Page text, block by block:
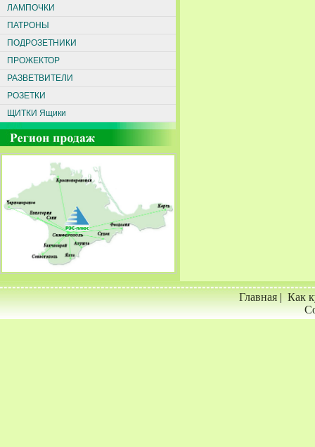
ЛАМПОЧКИ
ПАТРОНЫ
ПОДРОЗЕТНИКИ
ПРОЖЕКТОР
РАЗВЕТВИТЕЛИ
РОЗЕТКИ
ЩИТКИ Ящики
Главная| Как